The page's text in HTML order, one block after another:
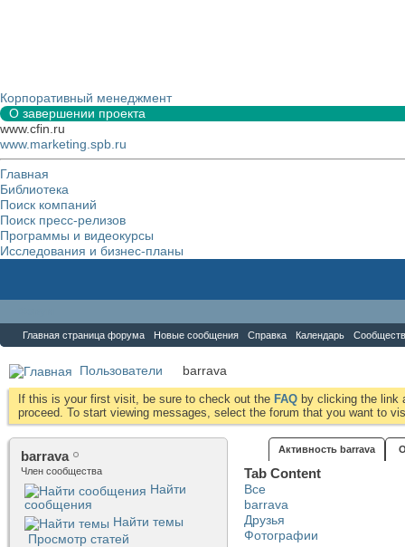
Корпоративный менеджмент
О завершении проекта
www.cfin.ru
www.marketing.spb.ru
Главная
Библиотека
Поиск компаний
Поиск пресс-релизов
Программы и видеокурсы
Исследования и бизнес-планы
Главная страница форума Новые сообщения Справка Календарь
Пользователи barrava
If this is your first visit, be sure to check out the FAQ by clicking the link
proceed. To start viewing messages, select the forum that you want to
barrava
Член сообщества
Найти
сообщения
Найти темы
Просмотр статей
Активность barrava
Tab Content
Все
barrava
Друзья
Фотографии